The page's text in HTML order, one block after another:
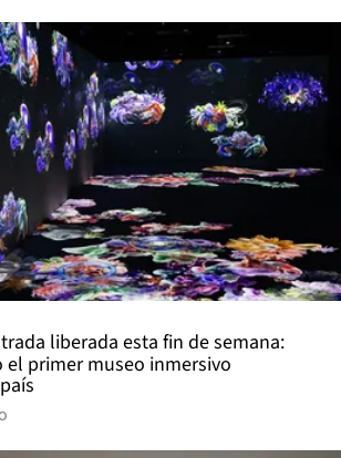
liberada esta fin de semana:
el primer museo inmersivo